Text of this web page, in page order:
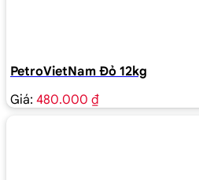
PetroVietNam Đỏ 12kg
Giá: 480.000 ₫